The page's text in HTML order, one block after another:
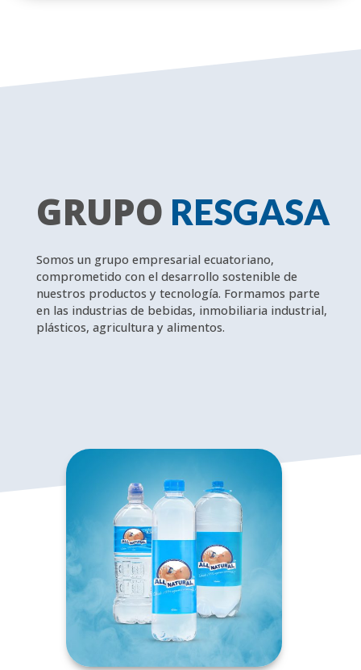
GRUPO RESGASA
Somos un grupo empresarial ecuatoriano,
comprometido con el desarrollo sostenible de
nuestros productos y tecnología. Formamos parte
en las industrias de bebidas, inmobiliaria industrial,
plásticos, agricultura y alimentos.